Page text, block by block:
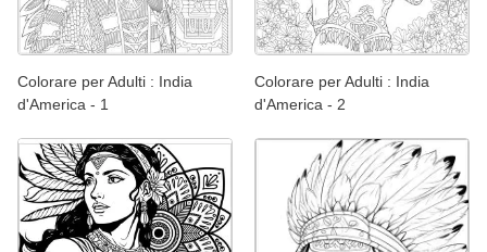
Colorare per Adulti : India
d'America - 1
Colorare per Adulti : India
d'America - 2